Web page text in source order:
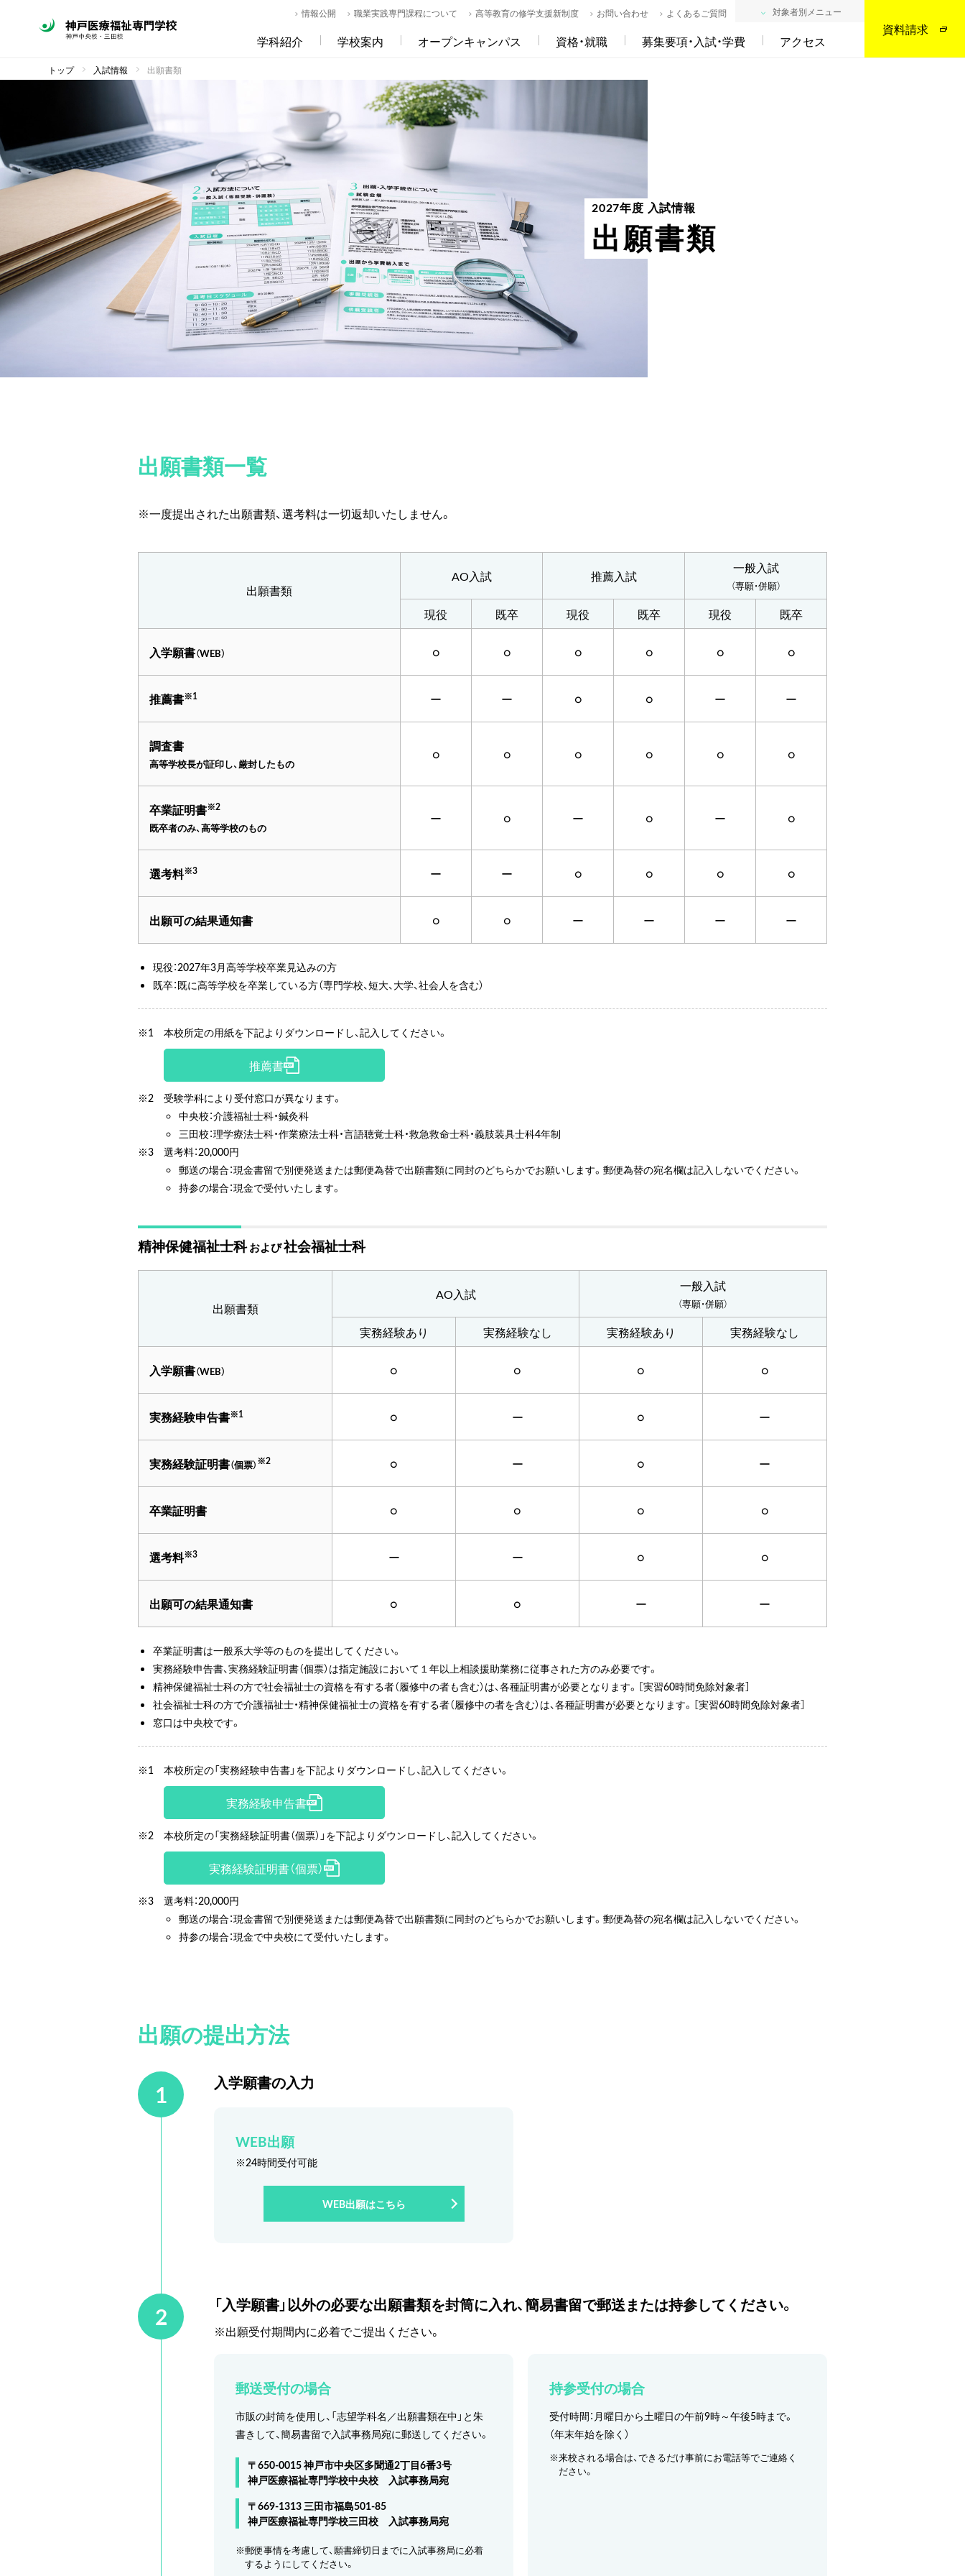
資料請求
学科紹介 学校案内 オープンキャンパス 資格・就職 募集要項・入試・学費 アクセス
情報公開 職業実践専門課程について 高等教育の修学支援新制度 お問い合わせ よくあるご質問 対象者別メニュー
トップ 入試情報 出願書類
2027年度 入試情報
出願書類
出願書類一覧
※一度提出された出願書類、選考料は一切返却いたしません。
出願書類
AO入試 推薦入試 一般入試
（専願・併願）
現役 既卒 現役 既卒 現役 既卒
入学願書（WEB） ○ ○ ○ ○ ○ ○
推薦書※1 ー ー ○ ○ ー ー
調査書
高等学校長が証印し、厳封したもの
○ ○ ○ ○ ○ ○
卒業証明書※2
既卒者のみ、高等学校のもの
ー ○ ー ○ ー ○
選考料※3 ー ー ○ ○ ○ ○
出願可の結果通知書 ○ ○ ー ー ー ー
現役：2027年3月高等学校卒業見込みの方
既卒：既に高等学校を卒業している方（専門学校、短大、大学、社会人を含む）
※1 本校所定の用紙を下記よりダウンロードし、記入してください。
推薦書
※2 受験学科により受付窓口が異なります。
中央校：介護福祉士科・鍼灸科
三田校：理学療法士科・作業療法士科・言語聴覚士科・救急救命士科・義肢装具士科4年制
※3 選考料：20,000円
郵送の場合：現金書留で別便発送または郵便為替で出願書類に同封のどちらかでお願いします。郵便為替の宛名欄は記入しないでください。
持参の場合：現金で受付いたします。
精神保健福祉士科および社会福祉士科
出願書類
AO入試 一般入試
（専願・併願）
実務経験あり 実務経験なし 実務経験あり 実務経験なし
入学願書（WEB） ○ ○ ○ ○
実務経験申告書※1 ○ ー ○ ー
実務経験証明書（個票）※2 ○ ー ○ ー
卒業証明書 ○ ○ ○ ○
選考料※3 ー ー ○ ○
出願可の結果通知書 ○ ○ ー ー
卒業証明書は一般系大学等のものを提出してください。
実務経験申告書、実務経験証明書（個票）は指定施設において１年以上相談援助業務に従事された方のみ必要です。
精神保健福祉士科の方で社会福祉士の資格を有する者（履修中の者も含む）は、各種証明書が必要となります。［実習60時間免除対象者］
社会福祉士科の方で介護福祉士・精神保健福祉士の資格を有する者（履修中の者を含む）は、各種証明書が必要となります。［実習60時間免除対象者］
窓口は中央校です。
※1 本校所定の「実務経験申告書」を下記よりダウンロードし、記入してください。
実務経験申告書
※2 本校所定の「実務経験証明書（個票）」を下記よりダウンロードし、記入してください。
実務経験証明書（個票）
※3 選考料：20,000円
郵送の場合：現金書留で別便発送または郵便為替で出願書類に同封のどちらかでお願いします。郵便為替の宛名欄は記入しないでください。
持参の場合：現金で中央校にて受付いたします。
出願の提出方法
1
入学願書の入力
WEB出願
※24時間受付可能
WEB出願はこちら
2 「入学願書」以外の必要な出願書類を封筒に入れ、簡易書留で郵送または持参してください。
※出願受付期間内に必着でご提出ください。
郵送受付の場合
市販の封筒を使用し、「志望学科名／出願書類在中」と朱
書きして、簡易書留で入試事務局宛に郵送してください。
〒650-0015 神戸市中央区多聞通2丁目6番3号
神戸医療福祉専門学校中央校 入試事務局宛
〒669-1313 三田市福島501-85
神戸医療福祉専門学校三田校 入試事務局宛
※郵便事情を考慮して、願書締切日までに入試事務局に必着
するようにしてください。
持参受付の場合
受付時間：月曜日から土曜日の午前9時～午後5時まで。
（年末年始を除く）
※来校される場合は、できるだけ事前にお電話等でご連絡く
ださい。